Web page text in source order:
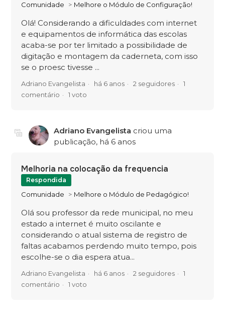
Comunidade Melhore o Módulo de Configuração!
Olá! Considerando a dificuldades com internet
e equipamentos de informática das escolas
acaba-se por ter limitado a possibilidade de
digitação e montagem da caderneta, com isso
se o proesc tivesse ...
Adriano Evangelista há 6 anos 2 seguidores
1
comentário
1 voto
Adriano Evangelista criou uma
publicação, há 6 anos
Melhoria na colocação da frequencia
Respondida
Comunidade Melhore o Módulo de Pedagógico!
Olá sou professor da rede municipal, no meu
estado a internet é muito oscilante e
considerando o atual sistema de registro de
faltas acabamos perdendo muito tempo, pois
escolhe-se o dia espera atua...
Adriano Evangelista há 6 anos 2 seguidores
1
comentário
1 voto